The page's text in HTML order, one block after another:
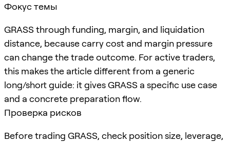
Фокус темы
GRASS through funding, margin, and liquidation
distance, because carry cost and margin pressure
can change the trade outcome. For active traders,
this makes the article different from a generic
long/short guide: it gives GRASS a specific use case
and a concrete preparation flow.
Проверка рисков
Before trading GRASS, check position size, leverage,